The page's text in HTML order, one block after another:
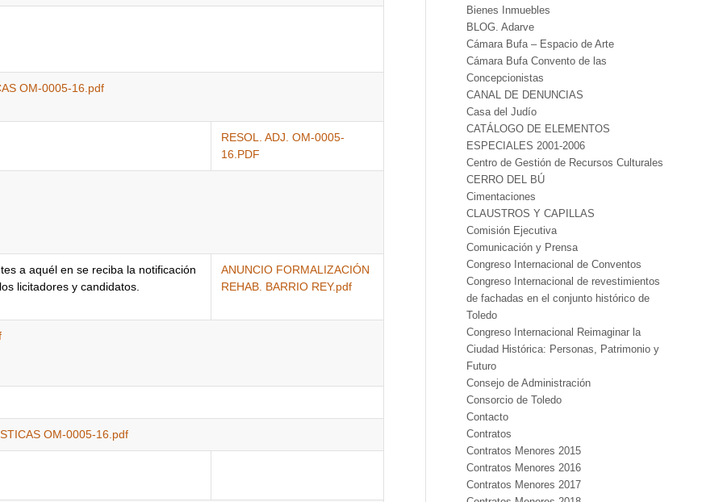
OM-0005-16.pdf
RESOL. ADJ. OM-0005-
16.PDF
a aquél en se reciba la notificación
licitadores y candidatos.
ANUNCIO FORMALIZACIÓN
REHAB. BARRIO REY.pdf
OM-0005-16.pdf
Bienes Inmuebles
BLOG. Adarve
Cámara Bufa – Espacio de Arte
Cámara Bufa Convento de las
Concepcionistas
CANAL DE DENUNCIAS
Casa del Judío
CATÁLOGO DE ELEMENTOS
ESPECIALES 2001-2006
Centro de Gestión de Recursos Culturales
CERRO DEL BÚ
Cimentaciones
CLAUSTROS Y CAPILLAS
Comisión Ejecutiva
Comunicación y Prensa
Congreso Internacional de Conventos
Congreso Internacional de revestimientos
de fachadas en el conjunto histórico de
Toledo
Congreso Internacional Reimaginar la
Ciudad Histórica: Personas, Patrimonio y
Futuro
Consejo de Administración
Consorcio de Toledo
Contacto
Contratos
Contratos Menores 2015
Contratos Menores 2016
Contratos Menores 2017